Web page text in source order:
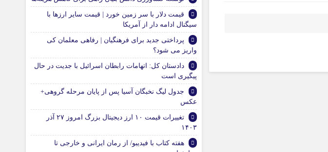
قیمت دلار با سر زمین خورد | قیمت سایر ارزها با
سیگنال ادامه دار از آمریکا
پرداختی جدید برای فرهنگیان | رفاهی معلمان کی
واریز می شود؟
دادستان کل: اتهامات رابطان اسرائیل با جدیت در حال
پیگیری است
جدول لیگ نخبگان آسیا پس از پایان مرحله گروهی+
عکس
تغییرات قیمت ۱۰ ارز دیجیتال بزرگ امروز ۲۷ آذر
۱۴۰۳
هفته کتاب با فیدیبو/ از رمان ایرانی و خارجی تا